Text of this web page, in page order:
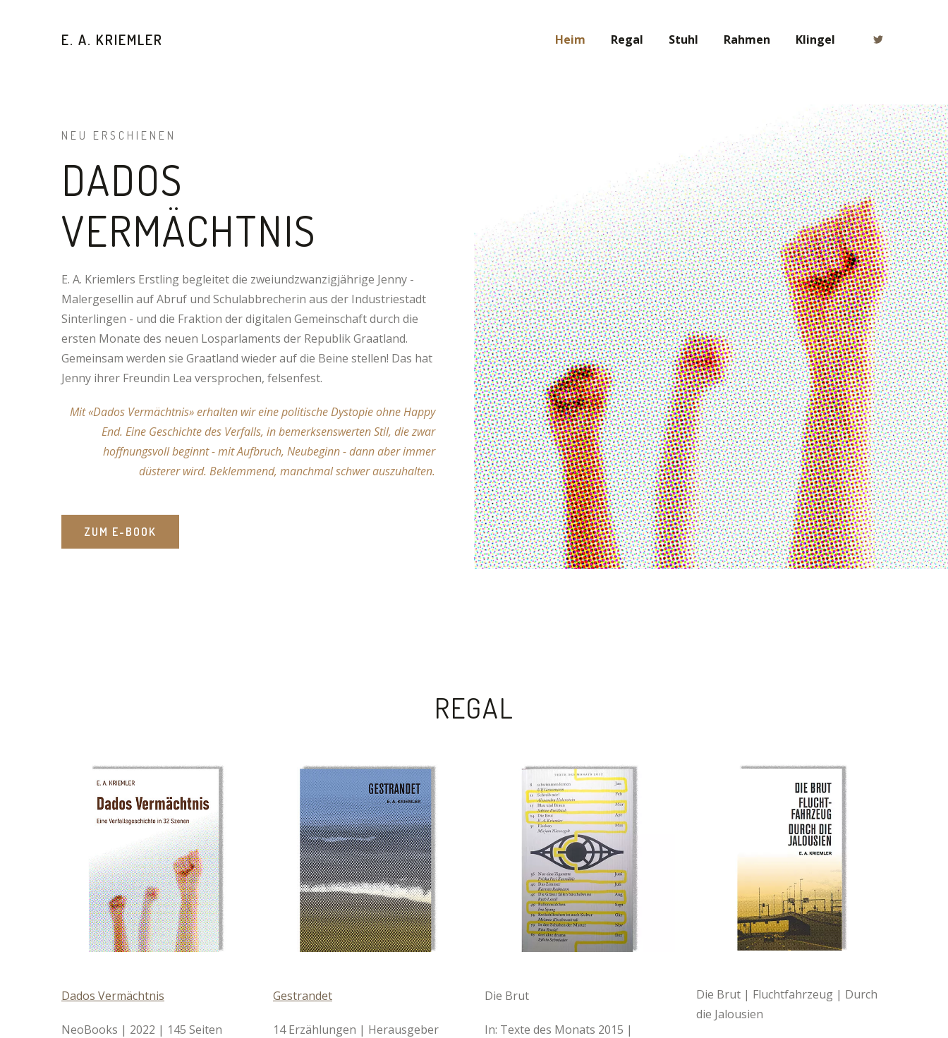
E. A. KRIEMLER Heim Regal Stuhl Rahmen Klingel
NEU ERSCHIENEN
DADOS
VERMÄCHTNIS
E. A. Kriemlers Erstling begleitet die zweiundzwanzigjährige Jenny -
Malergesellin auf Abruf und Schulabbrecherin aus der Industriestadt
Sinterlingen - und die Fraktion der digitalen Gemeinschaft durch die
ersten Monate des neuen Losparlaments der Republik Graatland.
Gemeinsam werden sie Graatland wieder auf die Beine stellen! Das hat
Jenny ihrer Freundin Lea versprochen, felsenfest.
Mit «Dados Vermächtnis» erhalten wir eine politische Dystopie ohne Happy
End. Eine Geschichte des Verfalls, in bemerksenswerten Stil, die zwar
hoffnungsvoll beginnt - mit Aufbruch, Neubeginn - dann aber immer
düsterer wird. Beklemmend, manchmal schwer auszuhalten.
ZUM E-BOOK
REGAL
Dados Vermächtnis
NeoBooks | 2022 | 145 Seiten
Gestrandet
14 Erzählungen | Herausgeber
Die Brut
In: Texte des Monats 2015 |
Die Brut | Fluchtfahrzeug | Durch
die Jalousien